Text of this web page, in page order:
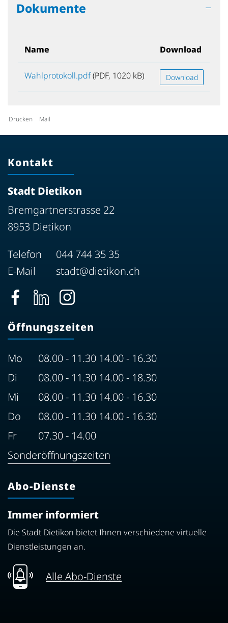
Dokumente
Name Download
Wahlprotokoll.pdf(PDF, 1020 kB) Download
Drucken Mail
Kontakt
Stadt Dietikon
Bremgartnerstrasse 22
8953 Dietikon
Telefon
044 744 35 35
E-Mail
stadt@dietikon.ch
Öffnungszeiten
Mo
08.00 - 11.30 14.00 - 16.30
Di
08.00 - 11.30 14.00 - 18.30
Mi
08.00 - 11.30 14.00 - 16.30
Do
08.00 - 11.30 14.00 - 16.30
Fr
07.30 - 14.00
Sonderöffnungszeiten
Abo-Dienste
Immer informiert
Die Stadt Dietikon bietet Ihnen verschiedene virtuelle
Dienstleistungen an.
Alle Abo-Dienste